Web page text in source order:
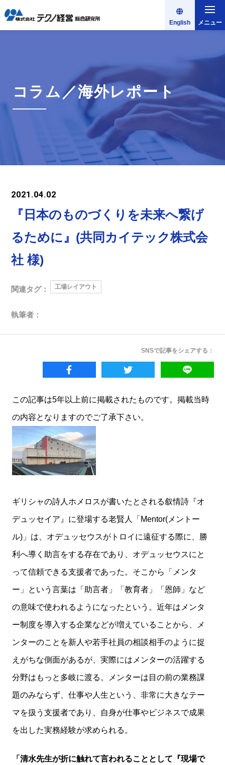
English メニュー
コラム／海外レポート
2021.04.02
『日本のものづくりを未来へ繋げ
るために』(共同カイテック株式会
社 様)
関連タグ： 工場レイアウト
執筆者：
SNSで記事をシェアする：
この記事は5年以上前に掲載されたものです。掲載当時
の内容となりますのでご了承下さい。
ギリシャの詩人ホメロスが書いたとされる叙情詩『オ
デュッセイア』に登場する老賢人「Mentor(メントー
ル)」は、オデュッセウスがトロイに遠征する際に、勝
利へ導く助言をする存在であり、オデュッセウスにと
って信頼できる支援者であった。そこから「メンタ
ー」という言葉は「助言者」「教育者」「恩師」など
の意味で使われるようになったという。近年はメンタ
ー制度を導入する企業などが増えていることから、メ
ンターのことを新人や若手社員の相談相手のように捉
えがちな側面があるが、実際にはメンターの活躍する
分野はもっと多岐に渡る。メンターは目の前の業務課
題のみならず、仕事や人生という、非常に大きなテー
マを扱う支援者であり、自身が仕事やビジネスで成果
を出した実務経験が求められる。
「清水先生が折に触れて言われることとして『現場で